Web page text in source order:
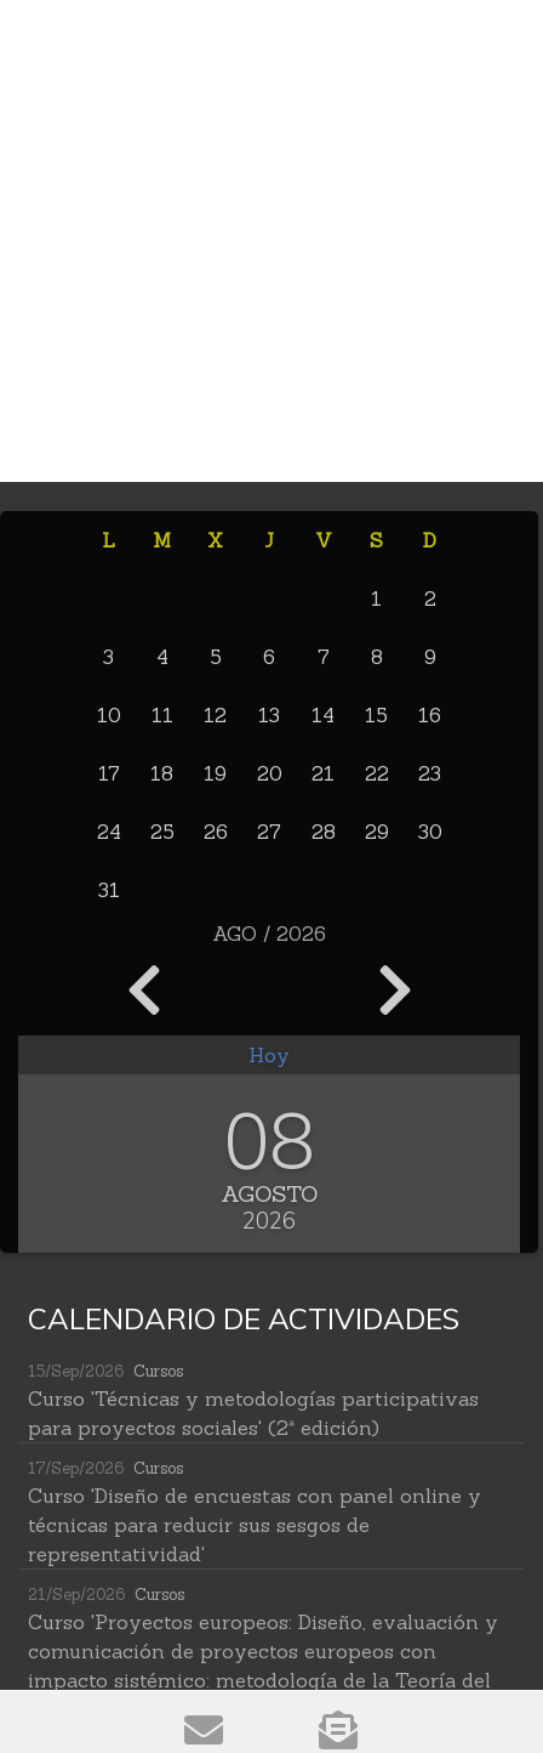
L M X J V S D
1 2
3 4 5 6 7 8 9
10 11 12 13 14 15 16
17 18 19 20 21 22 23
24 25 26 27 28 29 30
31
AGO / 2026
Hoy
08
AGOSTO
2026
CALENDARIO DE ACTIVIDADES
15/Sep/2026 Cursos
Curso 'Técnicas y metodologías participativas
para proyectos sociales' (2ª edición)
17/Sep/2026 Cursos
Curso 'Diseño de encuestas con panel online y
técnicas para reducir sus sesgos de
representatividad'
21/Sep/2026 Cursos
Curso 'Proyectos europeos: Diseño, evaluación y
comunicación de proyectos europeos con
impacto sistémico: metodología de la Teoría del
Cambio transformativa'